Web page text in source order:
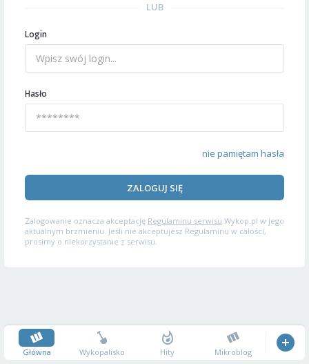
LUB
Login
Hasło
nie pamiętam hasła
ZALOGUJ SIĘ
Zalogowanie oznacza akceptację Regulaminu serwisu Wykop.pl w jego
aktualnym brzmieniu. Jeśli nie akceptujesz Regulaminu w całości,
prosimy o niekorzystanie z serwisu.
Główna Wykopalisko Hity Mikroblog